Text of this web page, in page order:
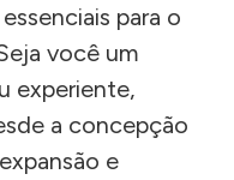
para o
você um
experiente,
a concepção
e